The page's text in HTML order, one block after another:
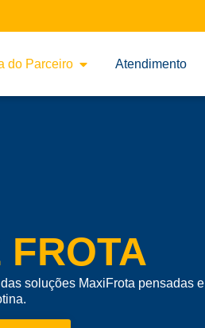
do Parceiro Atendimento
FROTA
soluções MaxiFrota pensadas e